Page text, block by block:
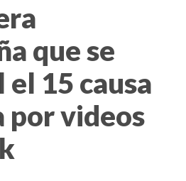
que se
15 causa
por videos